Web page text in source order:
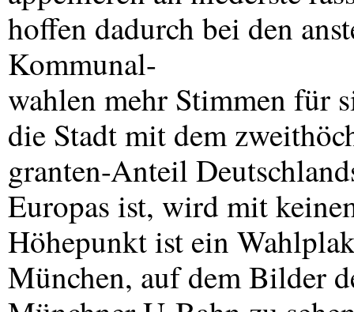
hoffen dadurch bei den
Kommunal-
wahlen mehr Stimmen für
die Stadt mit dem
granten-Anteil
Europas ist, wird mit
Höhepunkt ist ein
München, auf dem Bilder